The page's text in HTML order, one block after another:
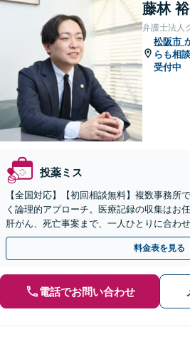
藤林
弁護士法人
松阪市
らも相談
受付中
投薬ミス
【全国対応】【初回相談無料】複数事務所
く論理的アプローチ。医療記録の収集はお
肝がん、死亡事案まで、一人ひとりに合わ
手続きの負担を減らし、権利を守ります。
料金表を見る
電話でお問い合わせ